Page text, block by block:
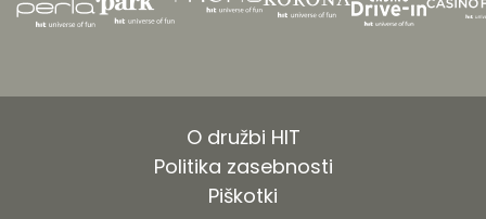
O družbi HIT
Politika zasebnosti
Piškotki